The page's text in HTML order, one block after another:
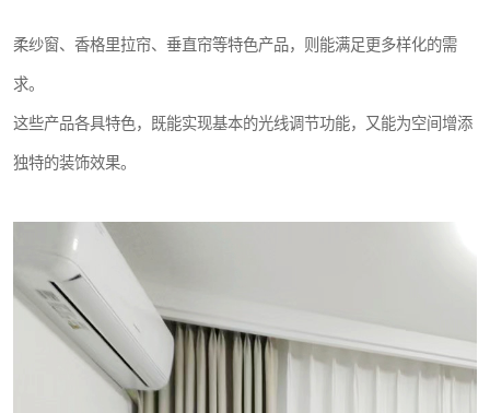
柔纱窗、香格里拉帘、垂直帘等特色产品，则能满足更多样化的需
求。
这些产品各具特色，既能实现基本的光线调节功能，又能为空间增添
独特的装饰效果。